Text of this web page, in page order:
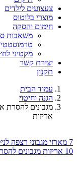
צעצועים לילדים
מוצרי בלוטוס
חימום והסקה
משאבות
מקטיני
יצירת קשר
תקנון
עמוד הבית
הגנה וחיטוי
אריזות
7 מארזי מגבוני רצפה לניקוי וחיטוי משטחים
10 אריזות מגבונים להסרת שומן - לכל מטרה